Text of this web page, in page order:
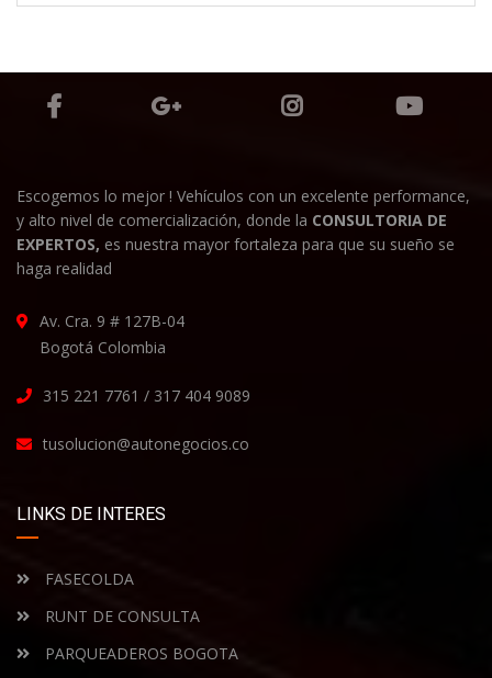
Escogemos lo mejor ! Vehículos con un excelente performance,
y alto nivel de comercialización, donde la CONSULTORIA DE
EXPERTOS, es nuestra mayor fortaleza para que su sueño se
haga realidad
Av. Cra. 9 # 127B-04
Bogotá Colombia
315 221 7761 / 317 404 9089
tusolucion@autonegocios.co
LINKS DE INTERES
FASECOLDA
RUNT DE CONSULTA
PARQUEADEROS BOGOTA